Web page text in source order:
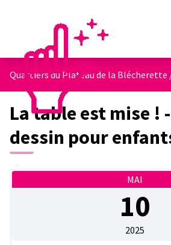
Quartiers du Plateau de la Blécherette
La table est mise !
dessin pour
MAI
10
2025